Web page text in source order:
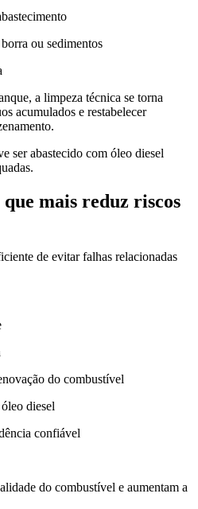
ou sedimentos
a limpeza técnica se torna
acumulados e restabelecer
ser abastecido com óleo diesel
mais reduz riscos
de evitar falhas relacionadas
do combustível
diesel
confiável
do combustível e aumentam a